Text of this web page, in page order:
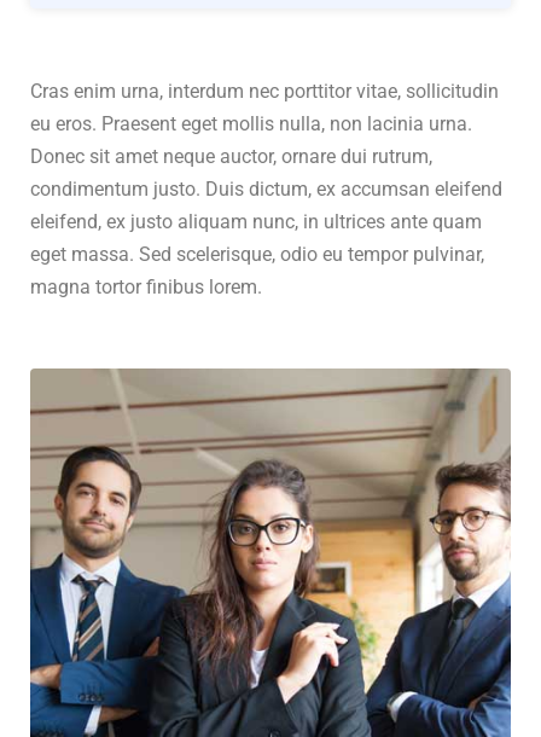
Cras enim urna, interdum nec porttitor vitae, sollicitudin
eu eros. Praesent eget mollis nulla, non lacinia urna.
Donec sit amet neque auctor, ornare dui rutrum,
condimentum justo. Duis dictum, ex accumsan eleifend
eleifend, ex justo aliquam nunc, in ultrices ante quam
eget massa. Sed scelerisque, odio eu tempor pulvinar,
magna tortor finibus lorem.